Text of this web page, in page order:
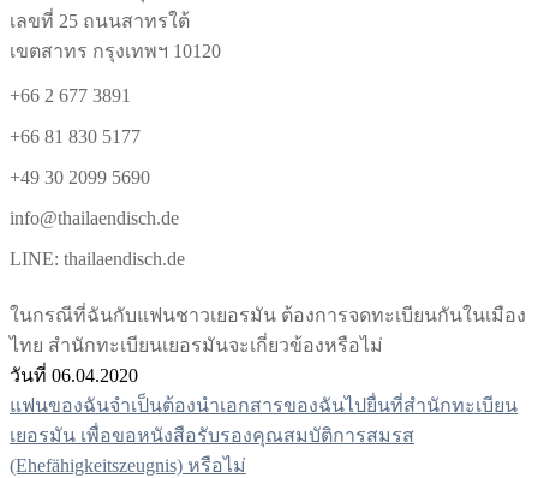
เลขที่ 25 ถนนสาทรใต้
เขตสาทร กรุงเทพฯ 10120
+66 2 677 3891
+66 81 830 5177
+49 30 2099 5690
info@thailaendisch.de
LINE: thailaendisch.de
ในกรณีที่ฉันกับแฟนชาวเยอรมัน ต้องการจดทะเบียนกันในเมือง
ไทย สำนักทะเบียนเยอรมันจะเกี่ยวข้องหรือไม่
วันที่ 06.04.2020
แนะแนว
เรื่อง
แฟนของฉันจำเป็นต้องนำเอกสารของฉันไปยื่นที่สำนักทะเบียน
เยอรมัน เพื่อขอหนังสือรับรองคุณสมบัติการสมรส
(Ehefähigkeitszeugnis) หรือไม่